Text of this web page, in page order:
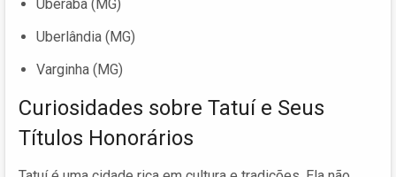
Uberaba (MG)
Uberlândia (MG)
Varginha (MG)
Curiosidades sobre Tatuí e Seus
Títulos Honorários